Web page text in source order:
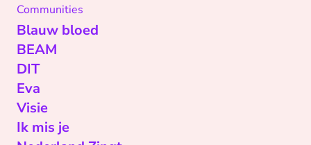
Communities
Blauw bloed
BEAM
DIT
Eva
Visie
Ik mis je